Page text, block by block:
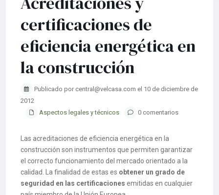
certificaciones de
eficiencia energética en
la construcción
Publicado por central@velcasa.com el 10 de diciembre de
2012
Aspectos legales y técnicos
0 comentarios
Las acreditaciones de eficiencia energética en la
construcción son instrumentos que permiten garantizar
el correcto funcionamiento del mercado orientado a la
calidad. La finalidad de estas es obtener un grado de
seguridad en las certificaciones emitidas en cualquier